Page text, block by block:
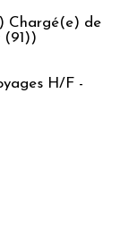
Chargé(e) de
(91))
H/F -